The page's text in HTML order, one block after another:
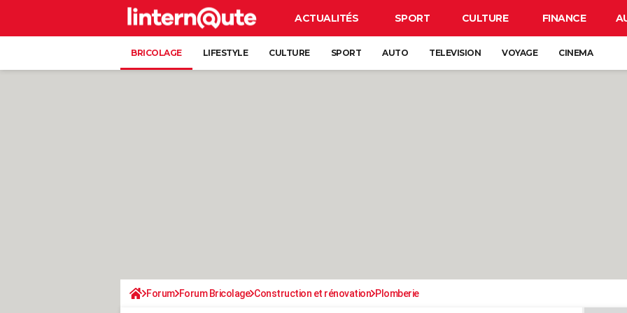
ACTUALITÉS SPORT CULTURE FINANCE
BRICOLAGE LIFESTYLE CULTURE SPORT AUTO TELEVISION VOYAGE CINEMA
Forum Forum Bricolage Construction et rénovation Plomberie